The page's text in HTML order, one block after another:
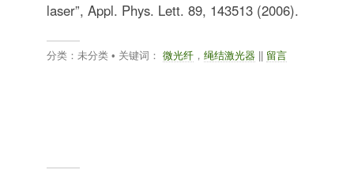
laser”, Appl. Phys. Lett. 89, 143513 (2006).
分类：未分类 • 关键词： 微光纤， 绳结激光器|| 留言